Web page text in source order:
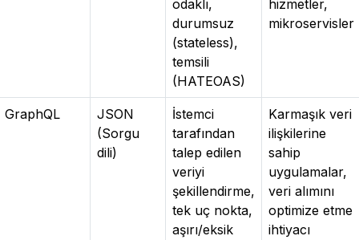
odaklı,
durumsuz
(stateless),
temsili
(HATEOAS)
hizmetler,
mikroservisler
GraphQL
JSON
(Sorgu
dili)
İstemci
tarafından
talep edilen
veriyi
şekillendirme,
tek uç nokta,
aşırı/eksik
Karmaşık veri
ilişkilerine
sahip
uygulamalar,
veri alımını
optimize etme
ihtiyacı